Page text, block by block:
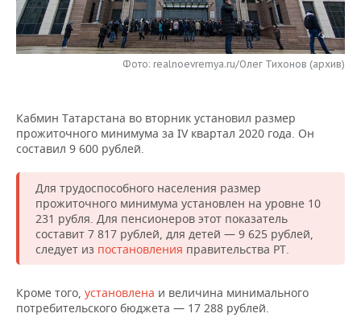
НЕФТЕХИМИЯ
НЕФТЬ
ЭНЕРГЕТИКА
РОЗНИЧНАЯ ТОРГОВЛЯ
НОВОСТИ ТЕХНОЛОГИЙ
ТЕЛЕКОММУНИКАЦИИ
МЕРОПРИЯТИЯ
НОВОСТИ МЕРОПРИЯТИЙ
БИЗНЕС-БРАНЧИ
ОТКРЫТАЯ ЛЕКЦИЯ
ФУТБОЛ
БАСКЕТБОЛ
ВОЛЕЙБОЛ
КИБЕРСПОРТ
НОВОСТИ ОБЩЕСТВА
ИНФРАСТРУКТУРА
ИСТОРИЯ
КУЛЬТУРА
ФОТОГАЛЕРЕЯ
СЮЖЕТЫ
СПРАВОЧНИК
СПИСОК ПЕРСОН
СПИСОК КОМПАНИЙ
ПОЛНАЯ ВЕРСИЯ
Фото: realnoevremya.ru/Олег Тихонов (архив)
Кабмин Татарстана во вторник установил размер
прожиточного минимума за IV квартал 2020 года. Он
составил 9 600 рублей.
Для трудоспособного населения размер
прожиточного минимума установлен на уровне 10
231 рубля. Для пенсионеров этот показатель
составит 7 817 рублей, для детей — 9 625 рублей,
следует из постановления правительства РТ.
Кроме того, установлена и величина минимального
потребительского бюджета — 17 288 рублей.